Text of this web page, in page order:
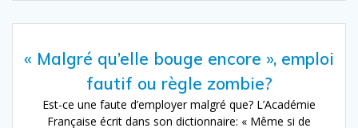
« Malgré qu’elle bouge encore », emploi
fautif ou règle zombie?
Est-ce une faute d’employer malgré que? L’Académie
Française écrit dans son dictionnaire: « Même si de